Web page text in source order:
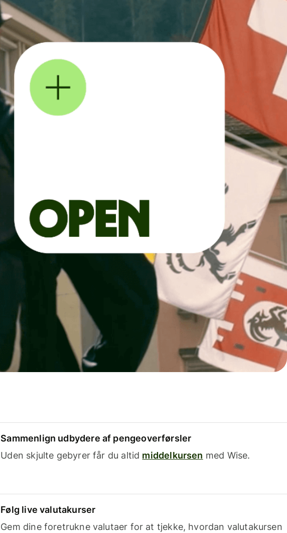
Sammenlign udbydere af pengeoverførsler
Uden skjulte gebyrer får du altid middelkursen med Wise.
Følg live valutakurser
Gem dine foretrukne valutaer for at tjekke, hvordan valutakursen